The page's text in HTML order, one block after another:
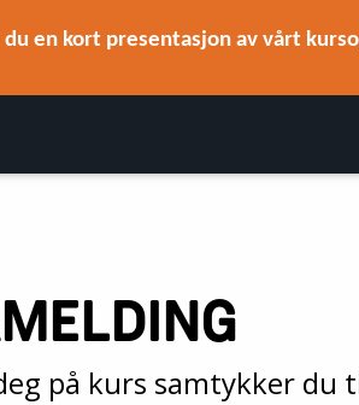
en kort presentasjon av vårt
på kurs samtykker